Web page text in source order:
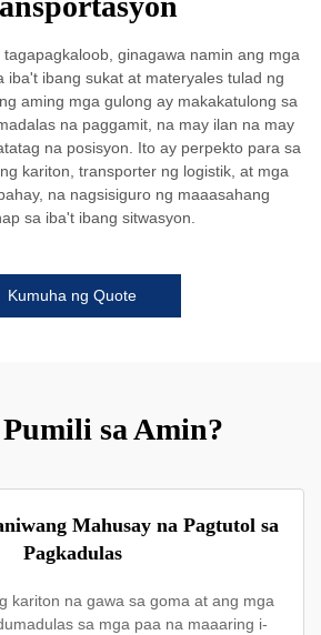
ginagawa namin ang mga
iba't ibang sukat at materyales tulad ng
aming mga gulong ay makakatulong sa
na paggamit, na may ilan na may
na posisyon. Ito ay perpekto para sa
kariton, transporter ng logistik, at mga
na nagsisiguro ng maaasahang
sa iba't ibang sitwasyon.
Kumuha ng Quote
sa Amin?
Mahusay na Pagtutol sa
Pagkadulas
kariton na gawa sa goma at ang mga
sa mga paa na maaaring i-